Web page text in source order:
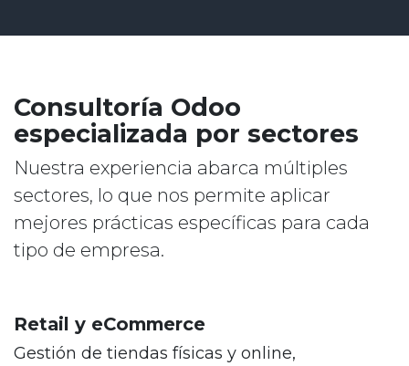
Consultoría Odoo
especializada por sectores
Nuestra experiencia abarca múltiples
sectores, lo que nos permite aplicar
mejores prácticas específicas para cada
tipo de empresa.
Retail y eCommerce
Gestión de tiendas físicas y online,